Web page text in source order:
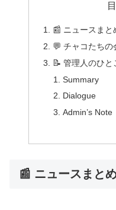
📰 ニュースまと
💬 チャコたちの
📝 管理人のひと
Summary
Dialogue
Admin’s Note
📰 ニュースまと